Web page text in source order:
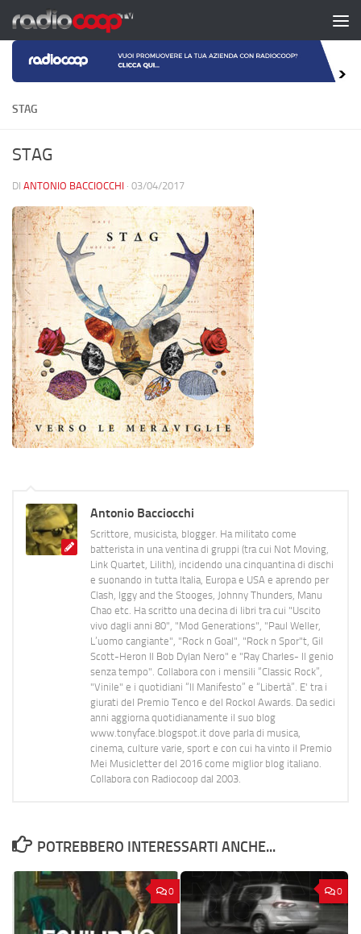
Salta al contenuto
STAG
STAG
DI ANTONIO BACCIOCCHI · 03/04/2017
Antonio Bacciocchi
Scrittore, musicista, blogger. Ha militato come
batterista in una ventina di gruppi (tra cui Not Moving,
Link Quartet, Lilith), incidendo una cinquantina di dischi
e suonando in tutta Italia, Europa e USA e aprendo per
Clash, Iggy and the Stooges, Johnny Thunders, Manu
Chao etc. Ha scritto una decina di libri tra cui "Uscito
vivo dagli anni 80", "Mod Generations", "Paul Weller,
L’uomo cangiante", "Rock n Goal", "Rock n Spor"t, Gil
Scott-Heron Il Bob Dylan Nero" e "Ray Charles- Il genio
senza tempo". Collabora con i mensili “Classic Rock”,
"Vinile" e i quotidiani “Il Manifesto” e “Libertà”. E' tra i
giurati del Premio Tenco e del Rockol Awards. Da sedici
anni aggiorna quotidianamente il suo blog
www.tonyface.blogspot.it dove parla di musica,
cinema, culture varie, sport e con cui ha vinto il Premio
Mei Musicletter del 2016 come miglior blog italiano.
Collabora con Radiocoop dal 2003.
POTREBBERO INTERESSARTI ANCHE...
0 0